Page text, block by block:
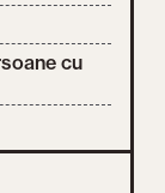
cu